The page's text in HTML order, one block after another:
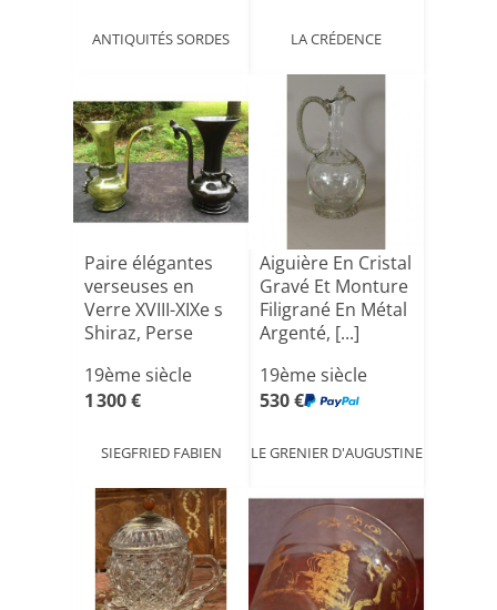
ANTIQUITÉS SORDES LA CRÉDENCE
Paire élégantes
verseuses en
Verre XVIII-XIXe s
Shiraz, Perse
19ème siècle
1 300 €
SIEGFRIED FABIEN
Aiguière En Cristal
Gravé Et Monture
Filigrané En Métal
Argenté, [...]
19ème siècle
530 €
LE GRENIER D'AUGUSTINE